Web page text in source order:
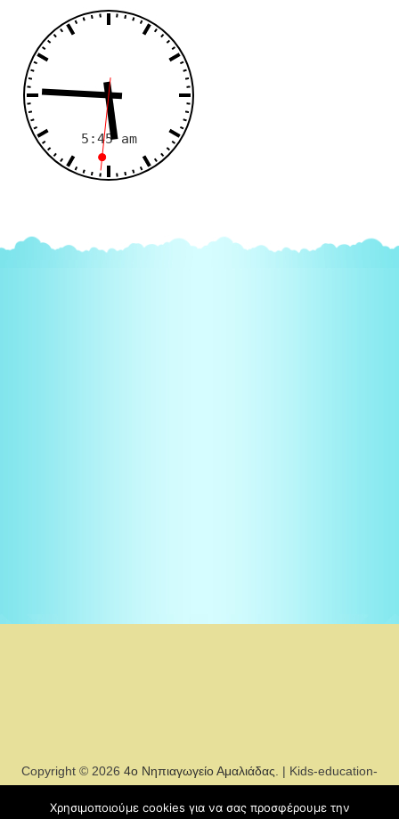
Copyright © 2026 4ο Νηπιαγωγείο Αμαλιάδας. | Kids-education-
sch by
Χρησιμοποιούμε cookies για να σας προσφέρουμε την